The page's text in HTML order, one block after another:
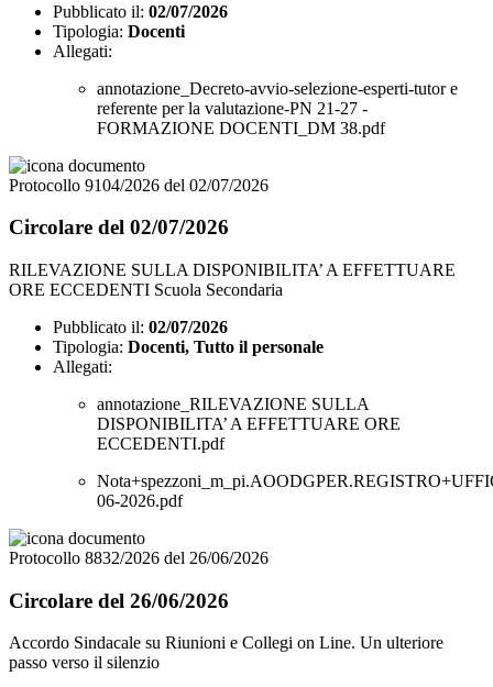
Pubblicato il: 02/07/2026
Tipologia: Docenti
Allegati:
annotazione_Decreto-avvio-selezione-esperti-tutor e
referente per la valutazione-PN 21-27 -
FORMAZIONE DOCENTI_DM 38.pdf
Protocollo 9104/2026 del 02/07/2026
Circolare del 02/07/2026
RILEVAZIONE SULLA DISPONIBILITA’ A EFFETTUARE
ORE ECCEDENTI Scuola Secondaria
Pubblicato il: 02/07/2026
Tipologia: Docenti, Tutto il personale
Allegati:
annotazione_RILEVAZIONE SULLA
DISPONIBILITA’ A EFFETTUARE ORE
ECCEDENTI.pdf
06-2026.pdf
Protocollo 8832/2026 del 26/06/2026
Circolare del 26/06/2026
Accordo Sindacale su Riunioni e Collegi on Line. Un ulteriore
passo verso il silenzio